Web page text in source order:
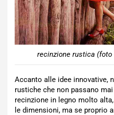
recinzione rustica (foto
Accanto alle idee innovative,
rustiche che non passano
recinzione in legno molto
le dimensioni, ma se proprio